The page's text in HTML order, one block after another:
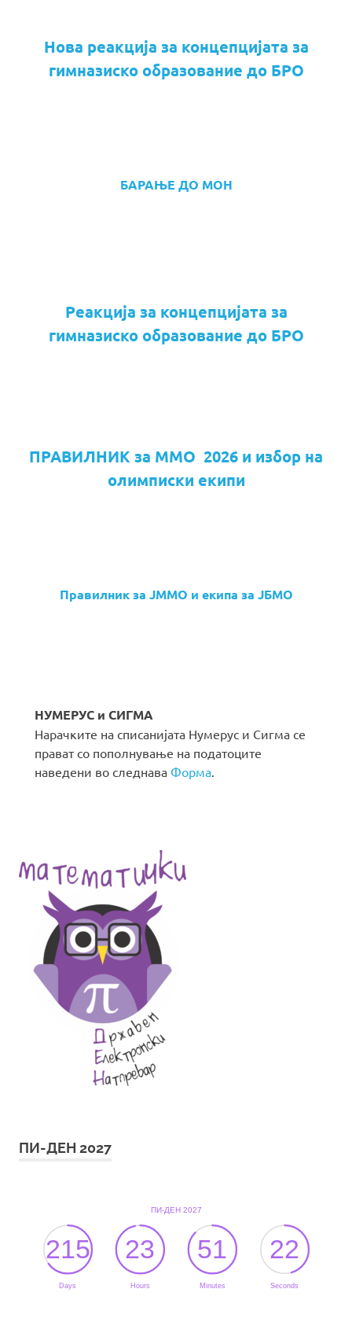
Нова реакција за концепцијата за
гимназиско образование до БРО
БАРАЊЕ ДО МОН
Реакција за концепцијата за
гимназиско образование до БРО
ПРАВИЛНИК за ММО 2026 и избор на
олимписки екипи
Правилник за ЈММО и екипа за ЈБМО
НУМЕРУС и СИГМА
Нарачките на списанијата Нумерус и Сигма се
прават со пополнување на податоците
наведени во следнава Форма.
ПИ-ДЕН 2027